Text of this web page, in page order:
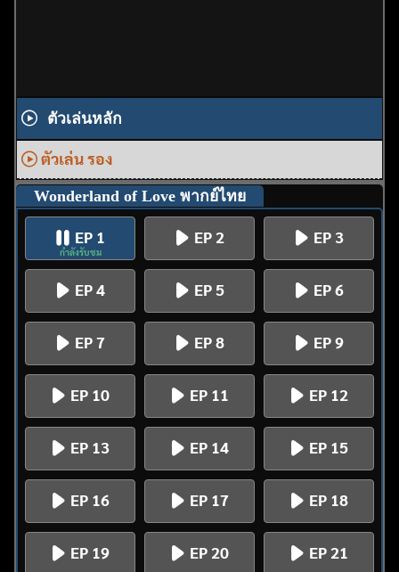
ตัวเล่นหลัก
ตัวเล่น รอง
Wonderland of Love พากย์ไทย
EP 1
กำลังรับชม
EP 2 EP 3
EP 4 EP 5 EP 6
EP 7 EP 8 EP 9
EP 10 EP 11 EP 12
EP 13 EP 14 EP 15
EP 16 EP 17 EP 18
EP 19 EP 20 EP 21